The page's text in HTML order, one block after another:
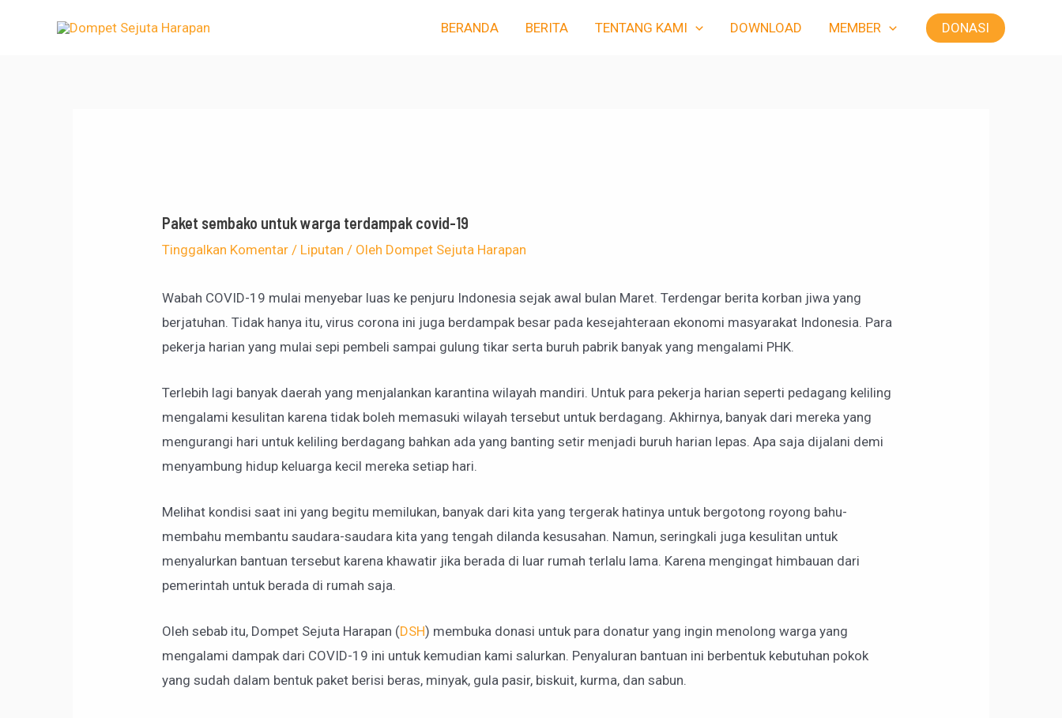
BERANDA BERITA TENTANG KAMI DOWNLOAD MEMBER DONASI
Paket sembako untuk warga terdampak covid-19
Tinggalkan Komentar / Liputan / Oleh Dompet Sejuta Harapan
Wabah COVID-19 mulai menyebar luas ke penjuru Indonesia sejak awal bulan Maret. Terdengar berita korban jiwa yang
berjatuhan. Tidak hanya itu, virus corona ini juga berdampak besar pada kesejahteraan ekonomi masyarakat Indonesia. Para
pekerja harian yang mulai sepi pembeli sampai gulung tikar serta buruh pabrik banyak yang mengalami PHK.
Terlebih lagi banyak daerah yang menjalankan karantina wilayah mandiri. Untuk para pekerja harian seperti pedagang keliling
mengalami kesulitan karena tidak boleh memasuki wilayah tersebut untuk berdagang. Akhirnya, banyak dari mereka yang
mengurangi hari untuk keliling berdagang bahkan ada yang banting setir menjadi buruh harian lepas. Apa saja dijalani demi
menyambung hidup keluarga kecil mereka setiap hari.
Melihat kondisi saat ini yang begitu memilukan, banyak dari kita yang tergerak hatinya untuk bergotong royong bahu-
membahu membantu saudara-saudara kita yang tengah dilanda kesusahan. Namun, seringkali juga kesulitan untuk
menyalurkan bantuan tersebut karena khawatir jika berada di luar rumah terlalu lama. Karena mengingat himbauan dari
pemerintah untuk berada di rumah saja.
Oleh sebab itu, Dompet Sejuta Harapan (DSH) membuka donasi untuk para donatur yang ingin menolong warga yang
mengalami dampak dari COVID-19 ini untuk kemudian kami salurkan. Penyaluran bantuan ini berbentuk kebutuhan pokok
yang sudah dalam bentuk paket berisi beras, minyak, gula pasir, biskuit, kurma, dan sabun.
navigation